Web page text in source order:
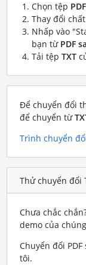
Chọn tệp PDF
Thay đổi
Nhấp vào
bạn từ PDF
Tải tệp TXT
Để chuyển đổi
để chuyển từ
Trình chuyển
Thử chuyển đổi
Chưa chắc
demo của
Chuyển đổi
tôi.